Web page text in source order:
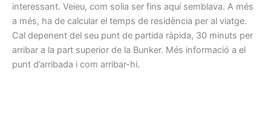
interessant. Veieu, com solia ser fins aquí semblava. A més
a més, ha de calcular el temps de residència per al viatge.
Cal depenent del seu punt de partida ràpida, 30 minuts per
arribar a la part superior de la Bunker. Més informació a el
punt d’arribada i com arribar-hi.